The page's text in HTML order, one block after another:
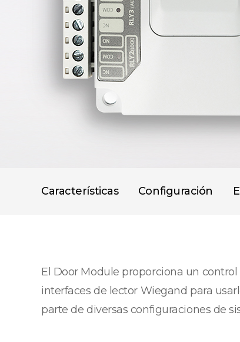
Características Configuración
El Door Module proporciona un
interfaces de lector Wiegand para
parte de diversas configuraciones de